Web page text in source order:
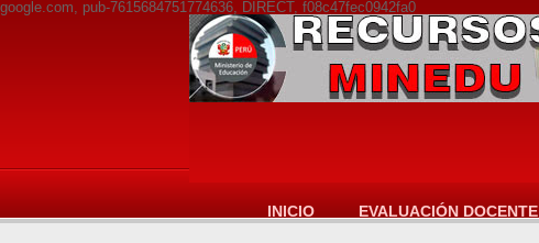
google.com, pub-7615684751774636, DIRECT, f08c47fec0942fa0
INICIO EVALUACIÓN DOCENTE